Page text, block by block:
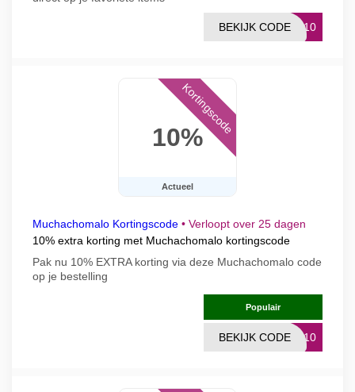
AL10
BEKIJK CODE
10%
Actueel
Kortingscode
Muchachomalo Kortingscode • Verloopt over 25 dagen
10% extra korting met Muchachomalo kortingscode
Pak nu 10% EXTRA korting via deze Muchachomalo code
op je bestelling
Populair
RO10
BEKIJK CODE